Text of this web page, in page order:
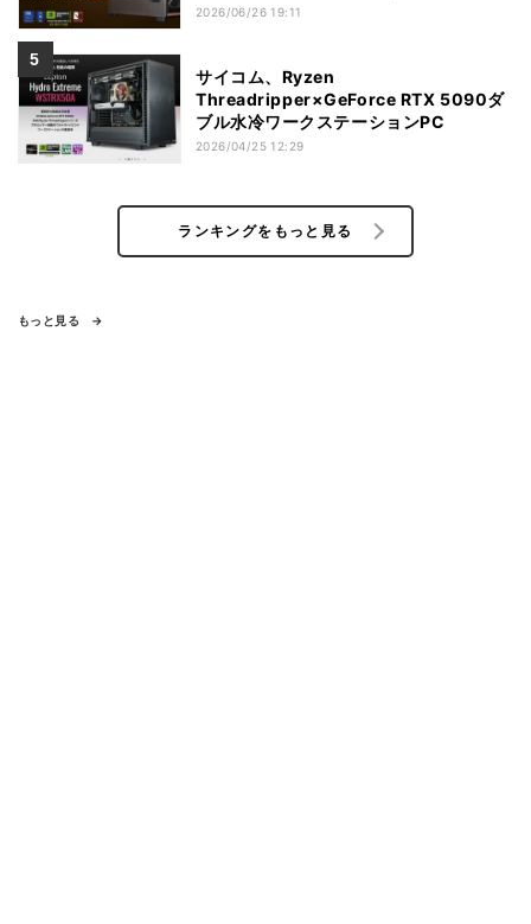
2026/06/26 19:11
サイコム、Ryzen
Threadripper×GeForce RTX 5090ダ
ブル水冷ワークステーションPC
2026/04/25 12:29
ランキングをもっと見る
もっと見る